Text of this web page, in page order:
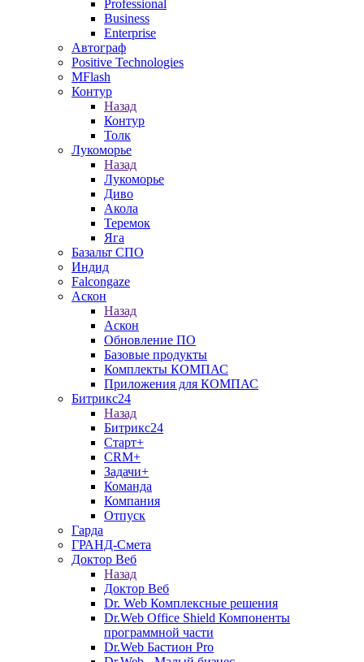
Professional
Business
Enterprise
Автограф
Positive Technologies
MFlash
Контур
Назад
Контур
Толк
Лукоморье
Назад
Лукоморье
Диво
Акола
Теремок
Яга
Базальт СПО
Индид
Falcongaze
Аскон
Назад
Аскон
Обновление ПО
Базовые продукты
Комплекты КОМПАС
Приложения для КОМПАС
Битрикс24
Назад
Битрикс24
Старт+
CRM+
Задачи+
Команда
Компания
Отпуск
Гарда
ГРАНД-Смета
Доктор Веб
Назад
Доктор Веб
Dr. Web Комплексные решения
Dr.Web Office Shield Компоненты
программной части
Dr.Web Бастион Pro